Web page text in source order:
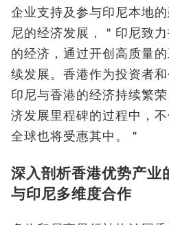
企业支持及参与印尼本地
尼的经济发展，＂印尼致
的经济，通过开创高质量
续发展。香港作为投资者
印尼与香港的经济持续繁
济发展里程碑的过程中，
全球也将受惠其中。＂
深入剖析香港优势产
与印尼多维度合作